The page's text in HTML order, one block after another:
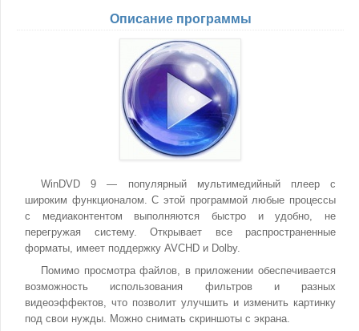
Описание программы
WinDVD 9 — популярный мультимедийный плеер с
широким функционалом. С этой программой любые процессы
с медиаконтентом выполняются быстро и удобно, не
перегружая систему. Открывает все распространенные
форматы, имеет поддержку AVCHD и Dolby.
Помимо просмотра файлов, в приложении обеспечивается
возможность использования фильтров и разных
видеоэффектов, что позволит улучшить и изменить картинку
под свои нужды. Можно снимать скриншоты с экрана.